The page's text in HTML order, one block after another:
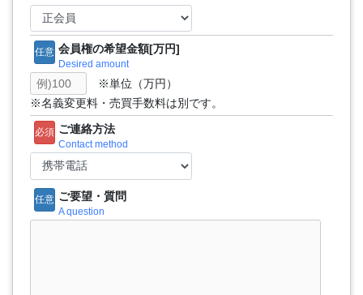
任意 会員権の希望金額[万円]
Desired amount
※単位（万円）
※名義変更料・売買手数料は別です。
必須 ご連絡方法
Contact method
任意 ご要望・質問
A question